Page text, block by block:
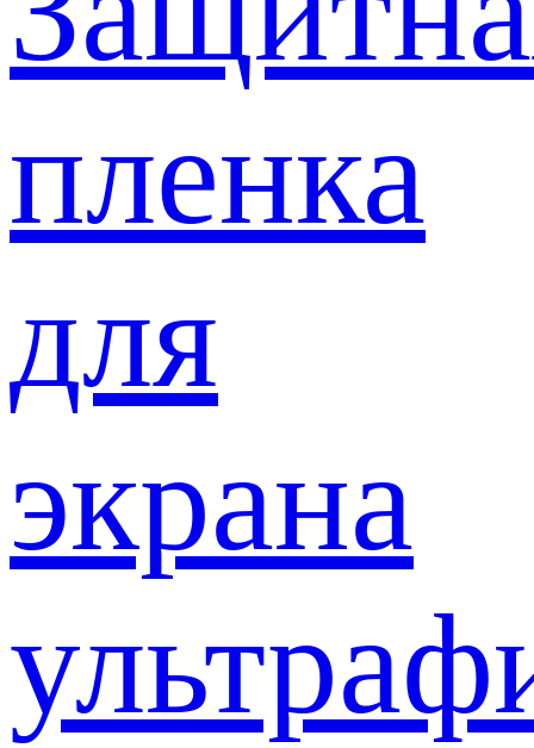
пленка
для
экрана